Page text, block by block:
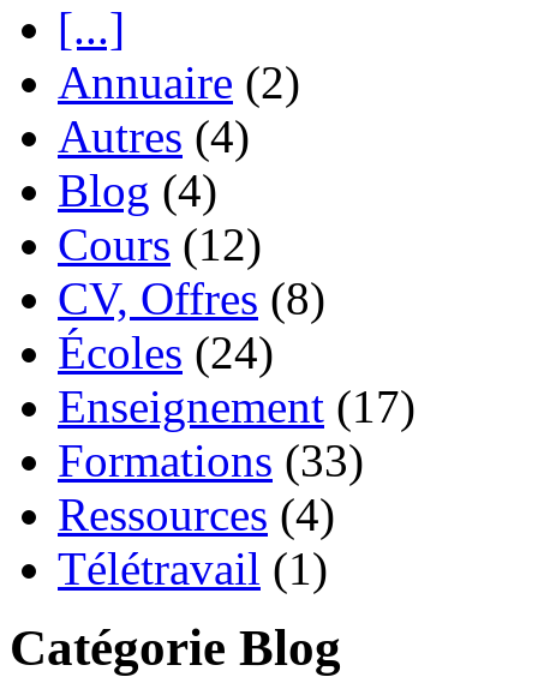
[...]
Annuaire (2)
Autres (4)
Blog (4)
Cours (12)
CV, Offres (8)
Écoles (24)
Enseignement (17)
Formations (33)
Ressources (4)
Télétravail (1)
Catégorie Blog